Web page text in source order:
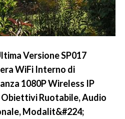
Versione SP017
WiFi Interno di
1080P Wireless IP
Obiettivi Ruotabile, Audio
Modalit&#224;